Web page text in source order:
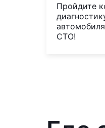
Пройдите
СТО!